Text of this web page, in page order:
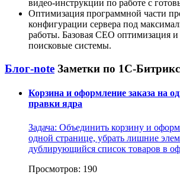
видео-инструкции по работе с
Оптимизация программной части
конфигурации сервера под
работы. Базовая СЕО оптимизация и
поисковые системы.
Блог-note Заметки по 1С-Битрикс
Корзина и оформление заказа на
правки ядра
Задача: Объединить корзину и
одной странице, убрать лишние
дублирующийся список товаров в
Просмотров: 190